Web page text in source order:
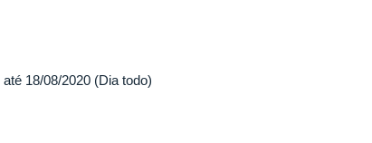
até 18/08/2020 (Dia todo)